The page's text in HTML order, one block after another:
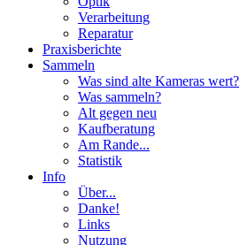
Verarbeitung
Reparatur
Praxisberichte
Sammeln
Was sind alte Kameras wert?
Was sammeln?
Alt gegen neu
Kaufberatung
Am Rande...
Statistik
Info
Über...
Danke!
Links
Nutzung